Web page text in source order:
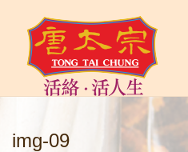
img-09